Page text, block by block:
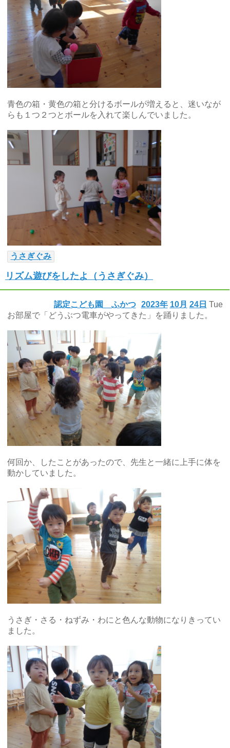
青色の箱・黄色の箱と分けるボールが増えると、迷いなが
らも１つ２つとボールを入れて楽しんでいました。
うさぎぐみ
リズム遊びをしたよ（うさぎぐみ）
2023年 10月 24日 Tue
認定こども園 ふかつ
お部屋で「どうぶつ電車がやってきた」を踊りました。
何回か、したことがあったので、先生と一緒に上手に体を
動かしていました。
うさぎ・さる・ねずみ・わにと色んな動物になりきってい
ました。